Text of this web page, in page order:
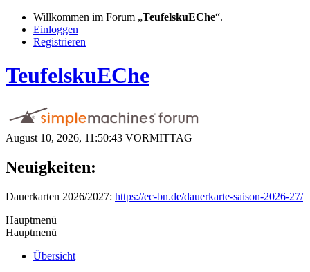
Willkommen im Forum „TeufelskuEChe“.
Einloggen
Registrieren
TeufelskuEChe
August 10, 2026, 11:50:43 VORMITTAG
Neuigkeiten:
Dauerkarten 2026/2027: https://ec-bn.de/dauerkarte-saison-2026-27/
Hauptmenü
Hauptmenü
Übersicht